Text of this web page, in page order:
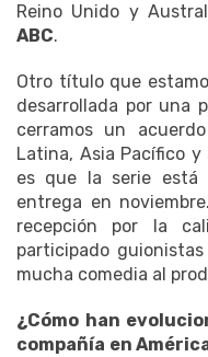
Reino Unido y
ABC.
Otro título que
desarrollada por una
cerramos un
Latina, Asia Pacífico y
es que la serie está
entrega en
recepción por la
participado
mucha comedia al
¿Cómo han
compañía en